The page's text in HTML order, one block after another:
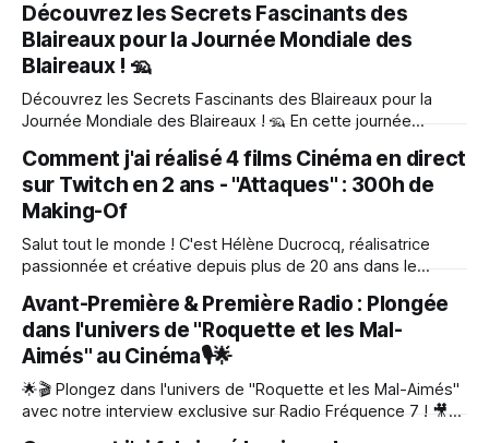
entendre votre voix pour la biodiversité et la créativité des
enfants. Je donne mon avis ! Valence, début juillet 2024
Très cher
Découvrez les Secrets Fascinants des
Blaireaux pour la Journée Mondiale des
Blaireaux ! 🦡
Découvrez les Secrets Fascinants des Blaireaux pour la
Journée Mondiale des Blaireaux ! 🦡 En cette journée
à plonger dans l'univers captivant de cet animal souvent
méconnu. Accompagnés de Jean-Marie Ouary, un guide
naturaliste passionné, nous avons exploré les
Comment j'ai réalisé 4 films Cinéma en direct
sur Twitch en 2 ans - "Attaques" : 300h de
Making-Of
Salut tout le monde ! C'est Hélène Ducrocq, réalisatrice
passionnée et créative depuis plus de 20 ans dans le
fière de partager avec vous mon incroyable aventure de
création, où j'ai relevé le défi fou de réaliser
Avant-Première & Première Radio : Plongée
dans l'univers de "Roquette et les Mal-
Aimés" au Cinéma🎙️🌟
🌟🎬 Plongez dans l'univers de "Roquette et les Mal-Aimés"
avec notre interview exclusive sur Radio Fréquence 7 ! 🎥✨